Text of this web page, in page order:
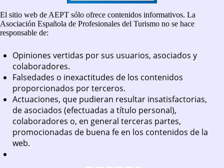
El sitio web de AEPT sólo ofrece contenidos informativos. La
Asociación Española de Profesionales del Turismo no se hace
responsable de:
Opiniones vertidas por sus usuarios, asociados y
colaboradores.
Falsedades o inexactitudes de los contenidos
proporcionados por terceros.
Actuaciones, que pudieran resultar insatisfactorias,
de asociados (efectuadas a título personal),
colaboradores o, en general terceras partes,
promocionadas de buena fe en los contenidos de la
web.